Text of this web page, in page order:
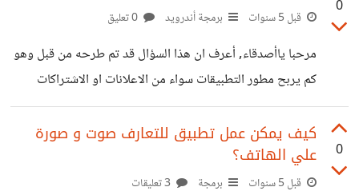
تطبيقاتي الموجودة علي جوجل بلاي في حساب ادموب الجديد
ساأحتاج الي بيانات حساب بنكي جديد لتلقي الدفعات ام اضيف
نفس بينات البنك المضافة في
0
قبل 5 سنوات برمجة أندرويد
مرحبا ياأصدقاء, أعرف ان هذا السؤال قد تم طرحه من قبل وهو
كم يربح مطور التطبيقات سواء من الاعلانات او الاشتراكات
داخل التطبيق, لكن في الحقيقة أن كل نتيجة لعمل ما تكون
خاصة بوقتها أي أنه عوائد التطبيقات والالعاب في السنوات
الموضوع وأتمني من كل مطور لديه تطبيقات أو العاب علي بلاي
0
كيف يمكن عمل تطبيق للتعارف صوت و صورة
علي الهاتف؟
قبل 5 سنوات برمجة